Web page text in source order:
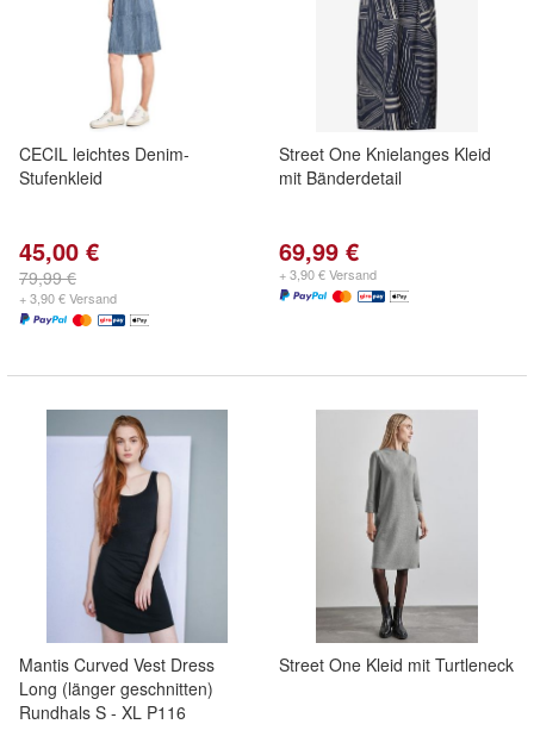
CECIL leichtes Denim-
Stufenkleid
45,00 €
79,99 €
+ 3,90 € Versand
Street One Knielanges Kleid
mit Bänderdetail
69,99 €
+ 3,90 € Versand
Mantis Curved Vest Dress
Long (länger geschnitten)
Rundhals S - XL P116
Street One Kleid mit Turtleneck